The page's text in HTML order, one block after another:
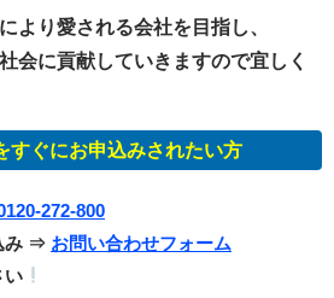
より愛される会社を目指し、
会に貢献していきますので宜しく
すぐにお申込みされたい方
272-800
み ⇒ お問い合わせフォーム
い